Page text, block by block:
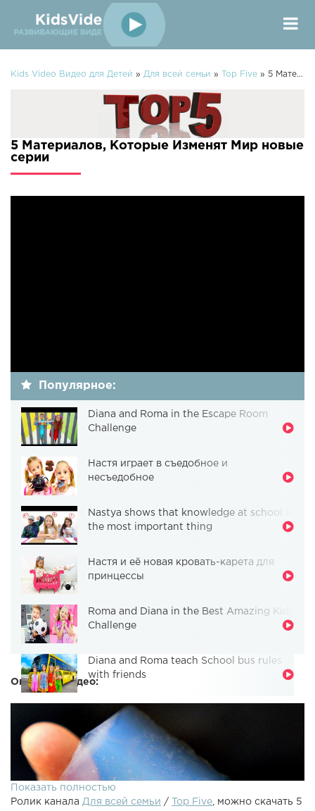
Kids Video Видео для Детей » Для всей семьи » Top Five » 5 Материалов, Которые Изменят Мир
5 Материалов, Которые Изменят Мир новые
серии
Популярное:
Diana and Roma in the Escape Room
Challenge
Настя играет в съедобное и
несъедобное
Nastya shows that knowledge at school is
the most important thing
Настя и её новая кровать-карета для
принцессы
Roma and Diana in the Best Amazing Kids
Challenge
Diana and Roma teach School bus rules
with friends
Описание видео:
Показать полностью
Ролик канала Для всей семьи / Top Five , можно скачать 5